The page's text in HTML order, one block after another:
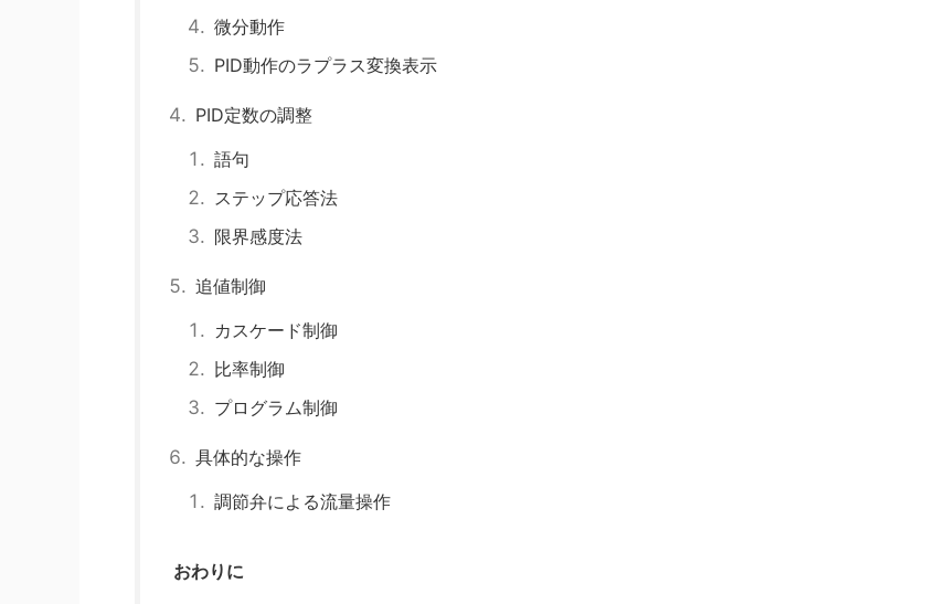
微分動作
PID動作のラプラス変換表示
PID定数の調整
語句
ステップ応答法
限界感度法
追値制御
カスケード制御
比率制御
プログラム制御
具体的な操作
調節弁による流量操作
おわりに